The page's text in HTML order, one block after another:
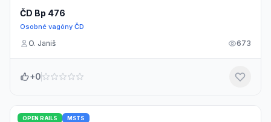
ČD Bp 476
Osobné vagóny ČD
O. Janiš 673
+0
OPEN RAILS MSTS